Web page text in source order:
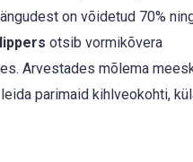
on võidetud 70%
otsib vormikõvera
Arvestades mõlema
parimaid kihlveokohti,